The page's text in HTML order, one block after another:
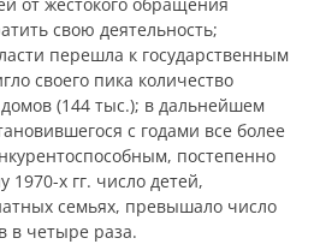
от жестокого обращения
свою деятельность;
перешла к государственным
своего пика количество
(144 тыс.); в дальнейшем
с годами все более
постепенно
1970-х гг. число детей,
семьях, превышало число
в четыре раза.